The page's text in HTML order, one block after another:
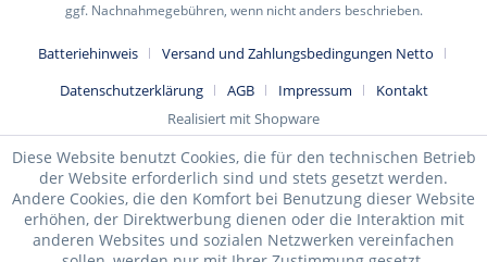
ggf. Nachnahmegebühren, wenn nicht anders beschrieben.
Batteriehinweis
Versand und Zahlungsbedingungen Netto
Datenschutzerklärung
AGB Impressum
Kontakt
Realisiert mit Shopware
Diese Website benutzt Cookies, die für den technischen Betrieb
der Website erforderlich sind und stets gesetzt werden.
Andere Cookies, die den Komfort bei Benutzung dieser Website
erhöhen, der Direktwerbung dienen oder die Interaktion mit
anderen Websites und sozialen Netzwerken vereinfachen